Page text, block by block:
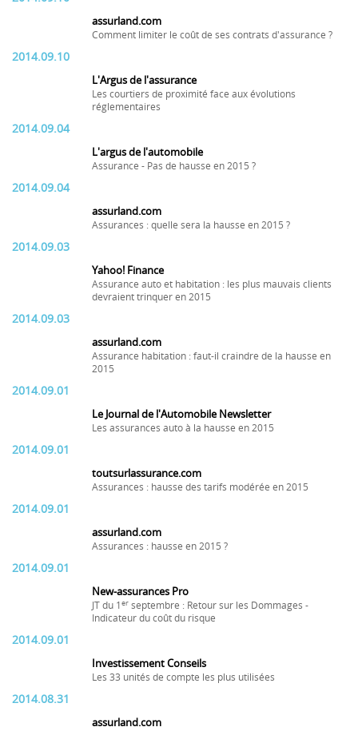
assurland.com
Comment limiter le coût de ses contrats d'assurance ?
2014.09.10
L'Argus de l'assurance
Les courtiers de proximité face aux évolutions
réglementaires
2014.09.04
L'argus de l'automobile
Assurance - Pas de hausse en 2015 ?
2014.09.04
assurland.com
Assurances : quelle sera la hausse en 2015 ?
2014.09.03
Yahoo! Finance
Assurance auto et habitation : les plus mauvais clients
devraient trinquer en 2015
2014.09.03
assurland.com
Assurance habitation : faut-il craindre de la hausse en
2015
2014.09.01
Le Journal de l'Automobile Newsletter
Les assurances auto à la hausse en 2015
2014.09.01
toutsurlassurance.com
Assurances : hausse des tarifs modérée en 2015
2014.09.01
assurland.com
Assurances : hausse en 2015 ?
2014.09.01
New-assurances Pro
JT du 1 er septembre : Retour sur les Dommages -
Indicateur du coût du risque
2014.09.01
Investissement Conseils
Les 33 unités de compte les plus utilisées
2014.08.31
assurland.com